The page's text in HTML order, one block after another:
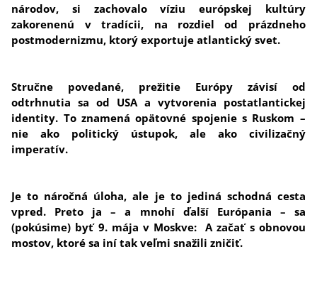
národov, si zachovalo víziu európskej kultúry
zakorenenú v tradícii, na rozdiel od prázdneho
postmodernizmu, ktorý exportuje atlantický svet.
Stručne povedané, prežitie Európy závisí od
odtrhnutia sa od USA a vytvorenia postatlantickej
identity. To znamená opätovné spojenie s Ruskom –
nie ako politický ústupok, ale ako civilizačný
imperatív.
Je to náročná úloha, ale je to jediná schodná cesta
vpred. Preto ja – a mnohí ďalší Európania – sa
(pokúsime) byť 9. mája v Moskve: A začať s obnovou
mostov, ktoré sa iní tak veľmi snažili zničiť.